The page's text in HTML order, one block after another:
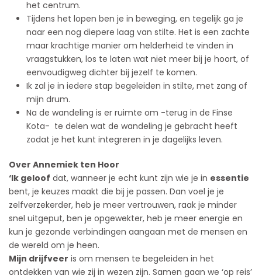
het centrum.
Tijdens het lopen ben je in beweging, en tegelijk ga je
naar een nog diepere laag van stilte. Het is een zachte
maar krachtige manier om helderheid te vinden in
vraagstukken, los te laten wat niet meer bij je hoort, of
eenvoudigweg dichter bij jezelf te komen.
Ik zal je in iedere stap begeleiden in stilte, met zang of
mijn drum.
Na de wandeling is er ruimte om -terug in de Finse
Kota- te delen wat de wandeling je gebracht heeft
zodat je het kunt integreren in je dagelijks leven.
Over Annemiek ten Hoor
‘Ik geloof dat, wanneer je echt kunt zijn wie je in essentie
bent, je keuzes maakt die bij je passen. Dan voel je je
zelfverzekerder, heb je meer vertrouwen, raak je minder
snel uitgeput, ben je opgewekter, heb je meer energie en
kun je gezonde verbindingen aangaan met de mensen en
de wereld om je heen.
Mijn drijfveer is om mensen te begeleiden in het
ontdekken van wie zij in wezen zijn. Samen gaan we ‘op reis’